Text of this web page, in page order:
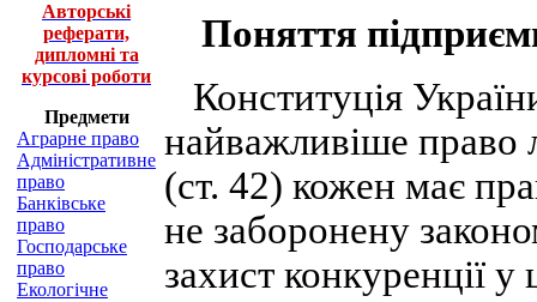
Авторські
реферати,
дипломні та
курсові роботи
Предмети
Аграрне право
Адміністративне
право
Банківське
право
Господарське
право
Екологічне
Поняття
Конституція
найважливіше право
(ст. 42) кожен має
не заборонену
захист конкуренції